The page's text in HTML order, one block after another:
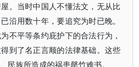
。当时中国人不懂法文，无从比
沿用数十年，要追究为时已晚。
不平等条约庇护下的合法行为，
到了名正言顺的法律基础。这些
民族所造成的祸患罄竹难书。